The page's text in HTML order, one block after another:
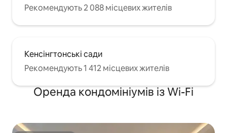
Рекомендують 2 088 місцевих жителів
Кенсінгтонські сади
Рекомендують 1 412 місцевих жителів
Оренда кондомініумів із Wi-Fi